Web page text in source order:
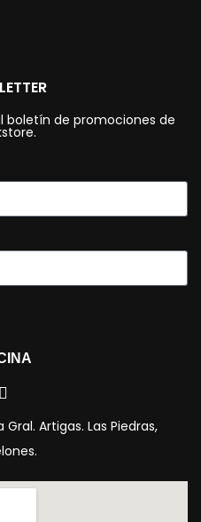
boletín de promociones de
Artigas. Las Piedras,